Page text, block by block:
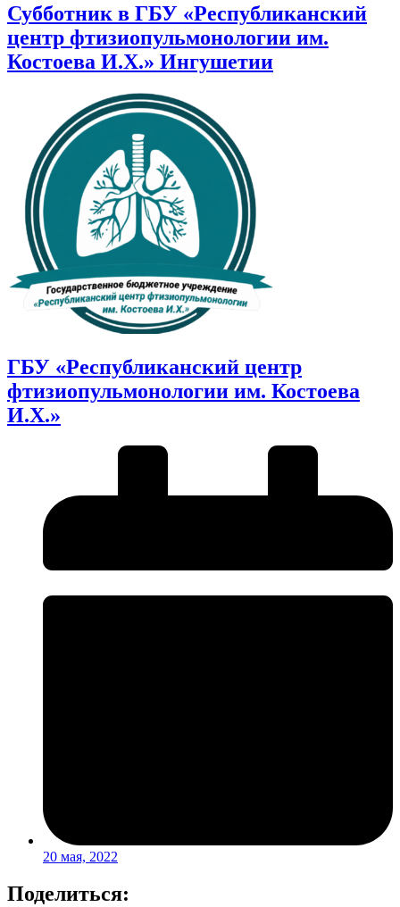
Субботник в ГБУ «Республиканский
центр фтизиопульмонологии им.
Костоева И.Х.» Ингушетии
ГБУ «Республиканский центр
фтизиопульмонологии им. Костоева
И.Х.»
20 мая, 2022
Поделиться: